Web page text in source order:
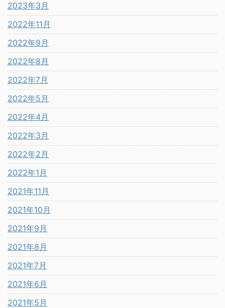
2023年3月
2022年11月
2022年9月
2022年8月
2022年7月
2022年5月
2022年4月
2022年3月
2022年2月
2022年1月
2021年11月
2021年10月
2021年9月
2021年8月
2021年7月
2021年6月
2021年5月